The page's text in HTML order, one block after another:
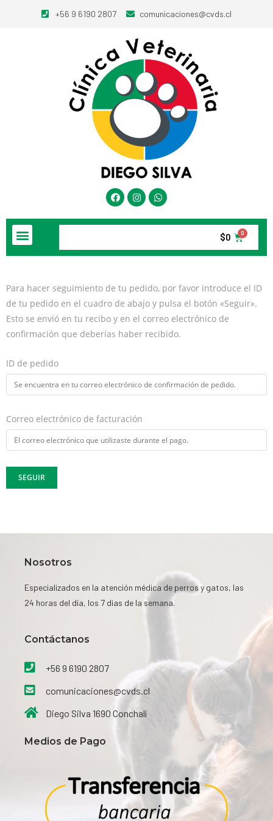
+56 9 6190 2807 comunicaciones@cvds.cl
$0
Para hacer seguimiento de tu pedido, por favor introduce el ID
de tu pedido en el cuadro de abajo y pulsa el botón «Seguir».
Esto se envió en tu recibo y en el correo electrónico de
confirmación que deberías haber recibido.
ID de pedido
Correo electrónico de facturación
SEGUIR
Nosotros
Especializados en la atención médica de perros y gatos, las
24 horas del día, los 7 dias de la semana.
Contáctanos​
+56 9 6190 2807
comunicaciones@cvds.cl
Diego Silva 1690 Conchalí
Medios de Pago